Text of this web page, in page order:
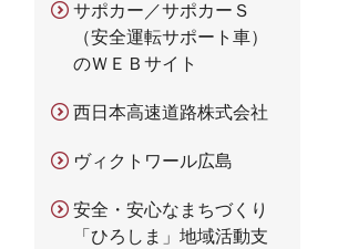
サポカー／サポカーＳ
（安全運転サポート車）
のＷＥＢサイト
西日本高速道路株式会社
ヴィクトワール広島
安全・安心なまちづくり
「ひろしま」地域活動支